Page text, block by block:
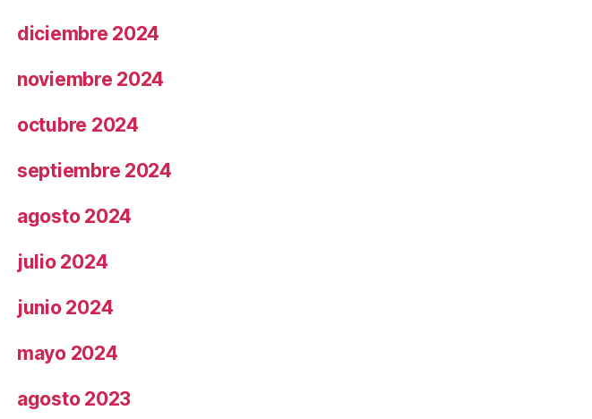
diciembre 2024
noviembre 2024
octubre 2024
septiembre 2024
agosto 2024
julio 2024
junio 2024
mayo 2024
agosto 2023